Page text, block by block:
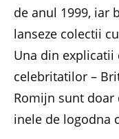
de anul 1999, iar
lanseze colectii
Una din
celebritatilor –
Romijn sunt
inele de logodna